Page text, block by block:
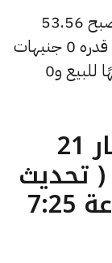
كما شهد سعر دولار الصاغة انخفاضًا ليصبح 53.56
جنيهًا للبيع و0 جنيهًا للشراء، بانخفاض قدره 0 جنيهات
عن السعر السابق الذي بلغ 53.75 جنيهًا للبيع و0
ما هو سعر الذهب عيار 21
( تحديث
الأربعاء 29 أبريل الساعة 7:25